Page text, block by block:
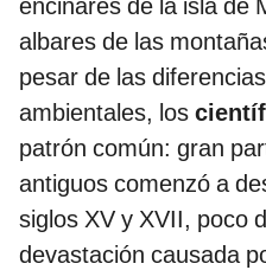
encinares de la isla de
albares de las
pesar de las
ambientales, los
patrón común: gran
antiguos comenzó a
siglos XV y XVII, poco
devastación causada